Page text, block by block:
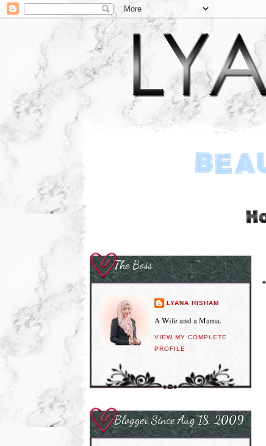
The Boss
LYANA HISHAM
A Wife and a Mama.
VIEW MY COMPLETE
PROFILE
Blogger Since Aug 18, 2009